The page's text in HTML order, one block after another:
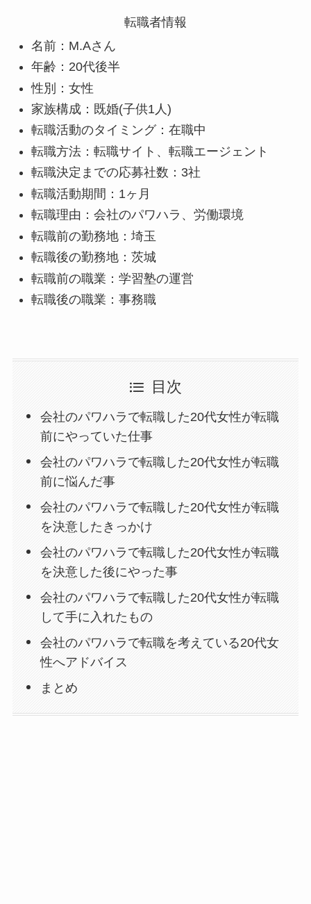
転職者情報
名前：M.Aさん
年齢：20代後半
性別：女性
家族構成：既婚(子供1人)
転職活動のタイミング：在職中
転職方法：転職サイト、転職エージェント
転職決定までの応募社数：3社
転職活動期間：1ヶ月
転職理由：会社のパワハラ、労働環境
転職前の勤務地：埼玉
転職後の勤務地：茨城
転職前の職業：学習塾の運営
転職後の職業：事務職
目次
会社のパワハラで転職した20代女性が転職
前にやっていた仕事
会社のパワハラで転職した20代女性が転職
前に悩んだ事
会社のパワハラで転職した20代女性が転職
を決意したきっかけ
会社のパワハラで転職した20代女性が転職
を決意した後にやった事
会社のパワハラで転職した20代女性が転職
して手に入れたもの
会社のパワハラで転職を考えている20代女
性へアドバイス
まとめ